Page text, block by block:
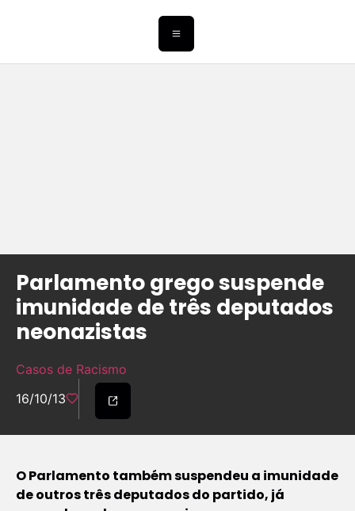
Parlamento grego suspende
imunidade de três deputados
neonazistas
Casos de Racismo
16/10/13
O Parlamento também suspendeu a imunidade
de outros três deputados do partido, já